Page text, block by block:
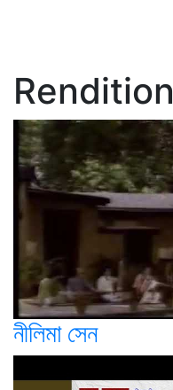
Rendition
নীলিমা সেন